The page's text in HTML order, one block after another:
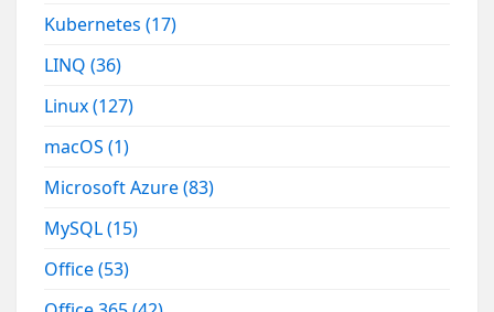
Kubernetes(17)
LINQ(36)
Linux(127)
macOS(1)
Microsoft Azure(83)
MySQL(15)
Office(53)